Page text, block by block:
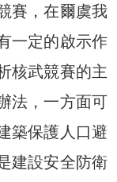
賽，在爾虞我
一定的啟示作
核武競賽的主
法，一方面可
築保護人口避
建設安全防衛